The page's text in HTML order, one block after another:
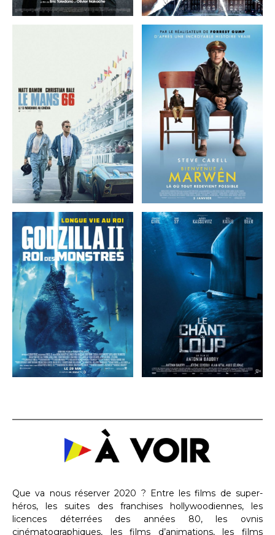
Que va nous réserver 2020 ? Entre les films de super-
héros, les suites des franchises hollywoodiennes, les
licences déterrées des années 80, les ovnis
cinématographiques, les films d’animations, les films